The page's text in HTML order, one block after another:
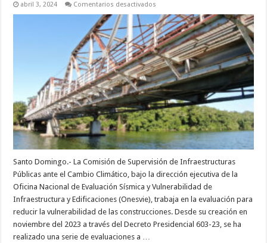
abril 3, 2024 Comentarios desactivados
de
Supervisión
de
Infraestructuras
Públicas
trabaja
en
evaluaciones
para
mitigar
vulnerabilidad
Santo Domingo.- La Comisión de Supervisión de Infraestructuras
Públicas ante el Cambio Climático, bajo la dirección ejecutiva de la
Oficina Nacional de Evaluación Sísmica y Vulnerabilidad de
Infraestructura y Edificaciones (Onesvie), trabaja en la evaluación para
reducir la vulnerabilidad de las construcciones. Desde su creación en
noviembre del 2023 a través del Decreto Presidencial 603-23, se ha
realizado una serie de evaluaciones a …